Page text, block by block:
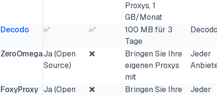
Proxys, 1
GB/Monat
Decodo ✅ ✅
100 MB für 3
Tage
ZeroOmegaJa (Open
Source)
❌
Bringen Sie Ihre
eigenen Proxys
mit
Jeder
FoxyProxy Ja (Open
❌
Bringen Sie Ihre
Jeder